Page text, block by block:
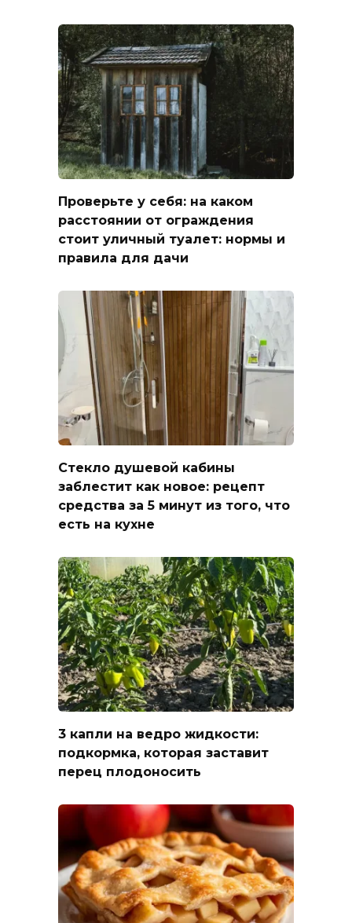
Проверьте у себя: на каком
расстоянии от ограждения
стоит уличный туалет: нормы и
правила для дачи
Стекло душевой кабины
заблестит как новое: рецепт
средства за 5 минут из того, что
есть на кухне
3 капли на ведро жидкости:
подкормка, которая заставит
перец плодоносить